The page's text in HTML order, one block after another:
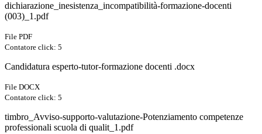
dichiarazione_inesistenza_incompatibilità-formazione-docenti
(003)_1.pdf
File PDF
Contatore click: 5
Candidatura esperto-tutor-formazione docenti .docx
File DOCX
Contatore click: 5
timbro_Avviso-supporto-valutazione-Potenziamento competenze
professionali scuola di qualit_1.pdf